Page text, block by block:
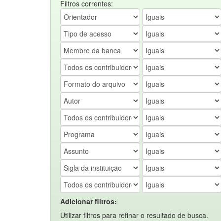
Filtros correntes:
Adicionar filtros:
Utilizar filtros para refinar o resultado de busca.